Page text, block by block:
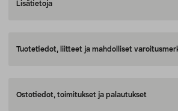
Lisätietoja
Tuotetiedot, liitteet ja mahdolliset
Ostotiedot, toimitukset ja palautukset